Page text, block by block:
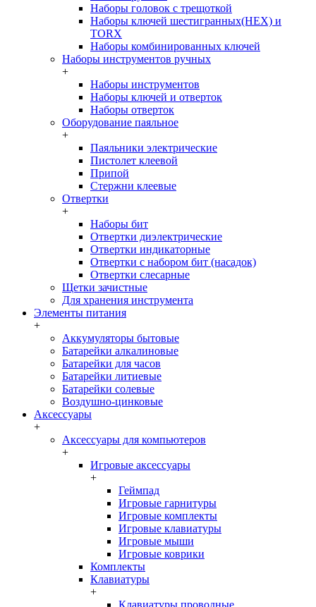
Наборы головок c трещоткой
Наборы ключей шестигранных(HEX) и
TORX
Наборы комбинированных ключей
Наборы инструментов ручных
+
Наборы инструментов
Наборы ключей и отверток
Наборы отверток
Оборудование паяльное
+
Паяльники электрические
Пистолет клеевой
Припой
Стержни клеевые
Отвертки
+
Наборы бит
Отвертки диэлектрические
Отвертки индикаторные
Отвертки с набором бит (насадок)
Отвертки слесарные
Щетки зачистные
Для хранения инструмента
Элементы питания
+
Аккумуляторы бытовые
Батарейки алкалиновые
Батарейки для часов
Батарейки литиевые
Батарейки солевые
Воздушно-цинковые
Аксессуары
+
Аксессуары для компьютеров
+
Игровые аксессуары
+
Геймпад
Игровые гарнитуры
Игровые комплекты
Игровые клавиатуры
Игровые мыши
Игровые коврики
Комплекты
Клавиатуры
+
Клавиатуры проводные